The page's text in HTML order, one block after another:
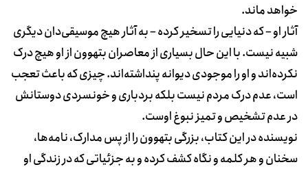
خواهد ماند.
آثار او – که دنیایی را تسخیر کرده – به آثار هیچ موسیقی‌دان دیگری
شبیه نیست. با این حال بسیاری از معاصران بتهوون از او هیچ درک
نکرده‌اند و او را موجودی دیوانه پنداشته‌اند. چیزی که باعث تعجب
است، عدم درک مردم نیست بلکه بردباری و خونسردی دوستانش
در عدم تشخیص و تمیز نبوغ اوست.
نویسنده در این کتاب، بزرگی بتهوون را از پس مدارک، نامه‌ها،
سخنان و هر کلمه و نگاه کشف کرده و به جزئیاتی که در زندگی او